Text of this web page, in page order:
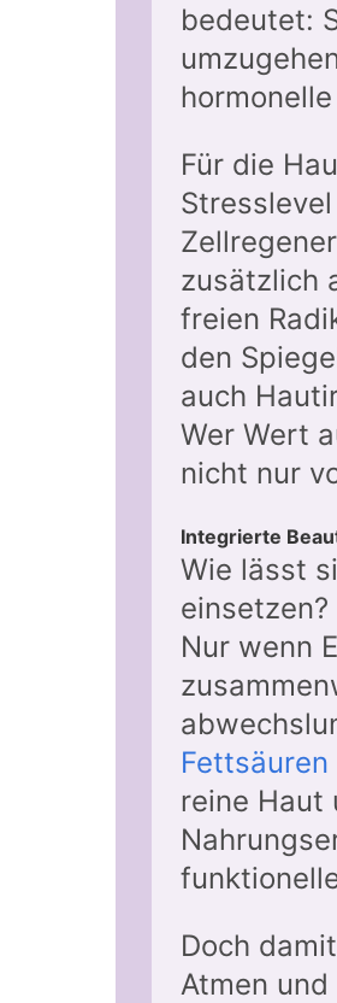
bedeutet:
Für die
zusätzlich
freien
den
auch
Wer Wert
nicht nur
Integrierte
Wie lässt
Nur wenn
Fettsäuren
reine Haut
Doch
Atmen